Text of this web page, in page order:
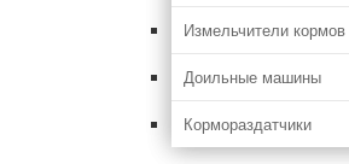
Измельчители кормов
Доильные машины
Кормораздатчики